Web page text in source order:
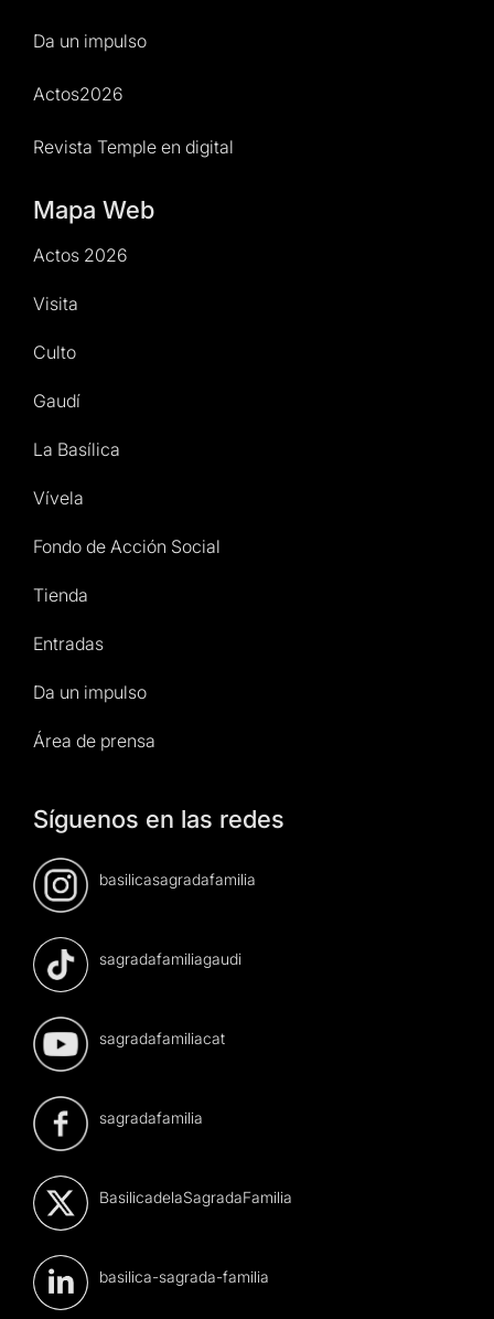
Da un impulso
Actos2026
Revista Temple en digital
Mapa Web
Actos 2026
Visita
Culto
Gaudí
La Basílica
Vívela
Fondo de Acción Social
Tienda
Entradas
Da un impulso
Área de prensa
Síguenos en las redes
basilicasagradafamilia
sagradafamiliagaudi
sagradafamiliacat
sagradafamilia
BasilicadelaSagradaFamilia
basilica-sagrada-familia